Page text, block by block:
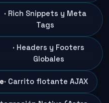
· Rich Snippets y Meta
Tags
· Headers y Footers
Globales
· Carrito flotante AJAX